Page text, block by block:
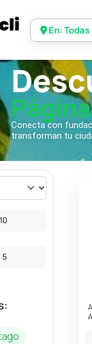
En: Todas
Conecta con
transforman tu
10
5